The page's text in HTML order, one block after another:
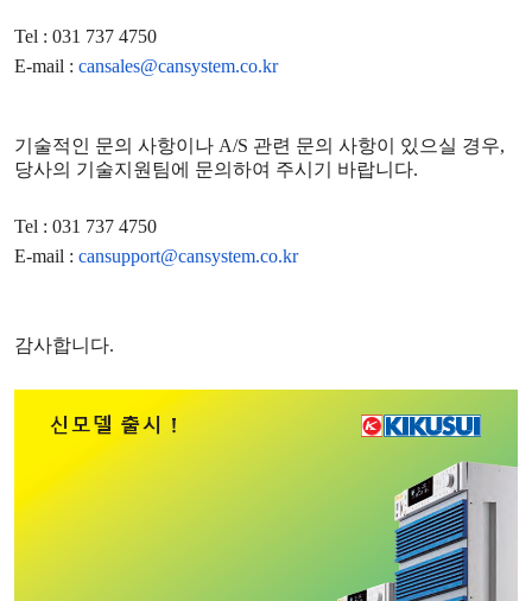
Tel : 031 737 4750
E-mail : cansales@cansystem.co.kr
기술적인 문의 사항이나 A/S 관련 문의 사항이 있으실 경우,
당사의 기술지원팀에 문의하여 주시기 바랍니다.
Tel : 031 737 4750
E-mail : cansupport@cansystem.co.kr
감사합니다.